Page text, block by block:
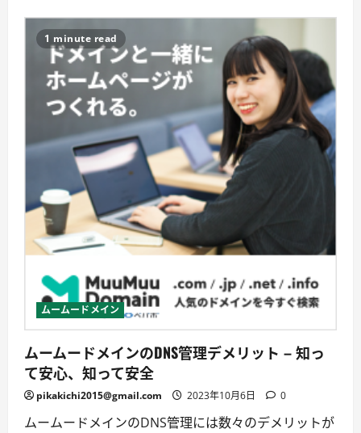
ド
メ
イ
ン
の
セ
キ
ュ
リ
ィ
対
策
–
に
安
心
で
き
の
か?
に
つ
い
て
し
く
読
む
1 minute read
ムームードメイン
ムームードメインのDNS管理デメリット – 知っ
て安心、知って安全
pikakichi2015@gmail.com 2023年10月6日 0
ムームードメインのDNS管理には数々のデメリットが